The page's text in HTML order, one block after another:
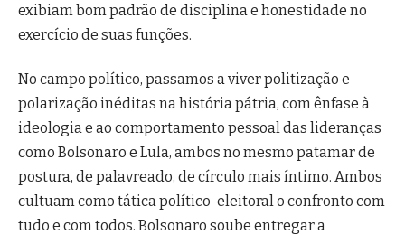
exibiam bom padrão de disciplina e honestidade no
exercício de suas funções.
No campo político, passamos a viver politização e
polarização inéditas na história pátria, com ênfase à
ideologia e ao comportamento pessoal das lideranças
como Bolsonaro e Lula, ambos no mesmo patamar de
postura, de palavreado, de círculo mais íntimo. Ambos
cultuam como tática político-eleitoral o confronto com
tudo e com todos. Bolsonaro soube entregar a